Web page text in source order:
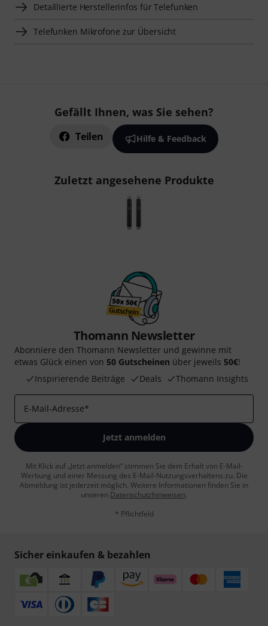
Detaillierte Herstellerinfos für Telefunken
Telefunken Mikrofone zur Übersicht
Gefällt Ihnen, was Sie sehen?
Teilen Hilfe & Feedback
Zuletzt angesehene Produkte
Thomann Newsletter
Abonniere den Thomann Newsletter und gewinne mit
etwas Glück einen von 50 Gutscheinen über jeweils 50€!
Inspirierende Beiträge
Deals Thomann Insights
E-Mail-Adresse*
Jetzt anmelden
Mit Klick auf „Jetzt anmelden“ stimmen Sie dem Erhalt von E-Mail-
Werbung und einer Messung des E-Mail-Nutzungsverhaltens zu. Die
Abmeldung ist jederzeit möglich. Weitere Informationen finden Sie in
unseren Datenschutzhinweisen.
* Pflichtfeld
Sicher einkaufen & bezahlen